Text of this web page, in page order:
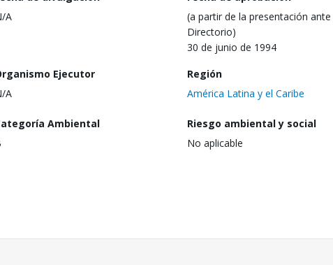
A
(a partir de la presentación ante
Directorio)
30 de junio de 1994
Ejecutor
A
Región
América Latina y el Caribe
Ambiental
Riesgo ambiental y social
No aplicable